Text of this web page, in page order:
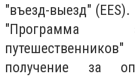
"въезд-выезд" (EES).
"Программа
получение за